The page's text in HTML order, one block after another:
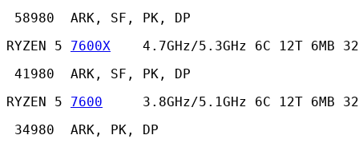
58980  ARK, SF, PK, DP
RYZEN 5 7600X
4.7GHz/5.3GHz 6C 12T 6MB
41980  ARK, SF, PK, DP
RYZEN 5 7600
3.8GHz/5.1GHz 6C 12T 6MB
34980  ARK, PK, DP